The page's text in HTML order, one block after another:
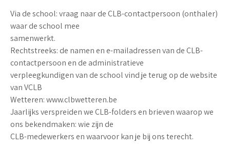
Via de school: vraag naar de CLB-contactpersoon (onthaler)
waar de school mee
samenwerkt.
Rechtstreeks: de namen en e-mailadressen van de CLB-
contactpersoon en de administratieve
verpleegkundigen van de school vind je terug op de website
van VCLB
Wetteren: www.clbwetteren.be
Jaarlijks verspreiden we CLB-folders en brieven waarop we
ons bekendmaken: wie zijn de
CLB-medewerkers en waarvoor kan je bij ons terecht.